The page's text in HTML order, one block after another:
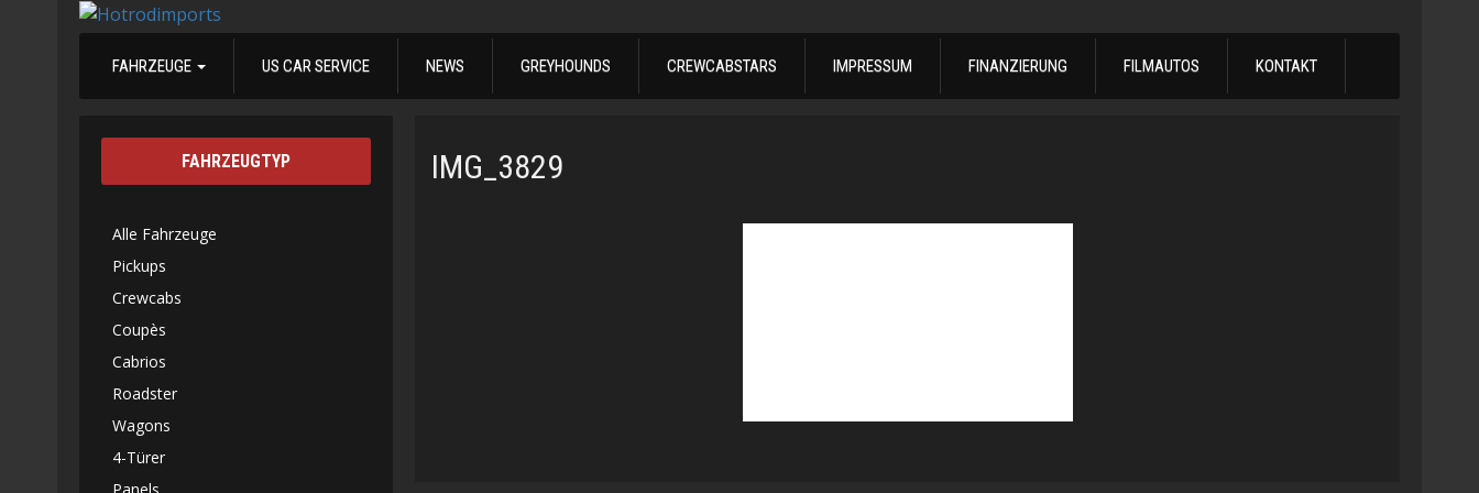
FAHRZEUGE US CAR SERVICE NEWS GREYHOUNDS CREWCABSTARS IMPRESSUM FINANZIERUNG FILMAUTOS KONTAKT
IMG_3829
FAHRZEUGTYP
Alle Fahrzeuge
Pickups
Crewcabs
Coupès
Cabrios
Roadster
Wagons
4-Türer